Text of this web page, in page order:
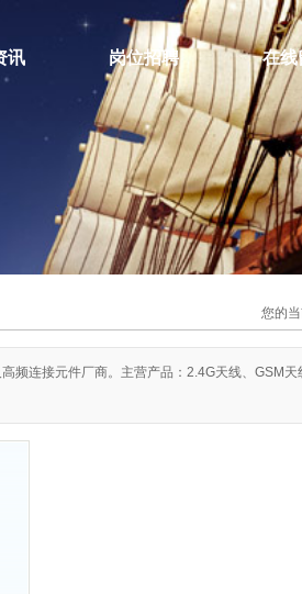
讯 岗位招聘 在线
您的当
频连接元件厂商。主营产品：2.4G天线、GSM